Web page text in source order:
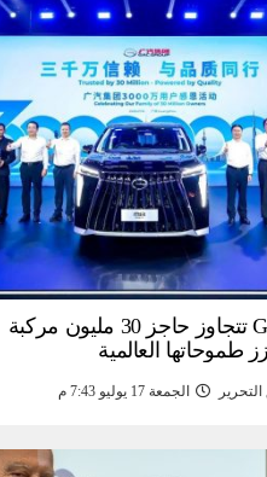
GAC تتجاوز حاجز 30 مليون مركبة
طموحاتها العالمية
الجمعة 17 يوليو 7:43 م